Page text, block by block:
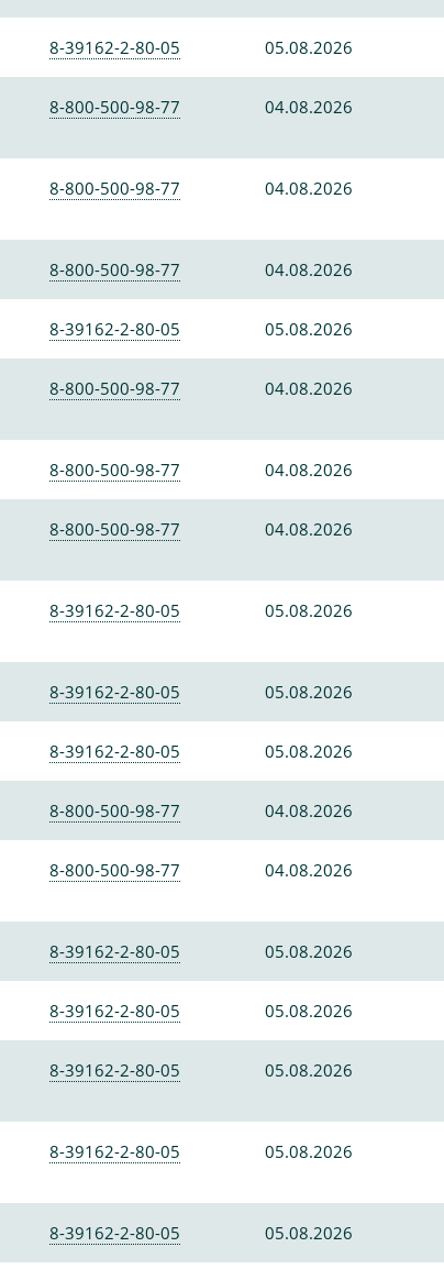
8-39162-2-80-05 05.08.2026
8-800-500-98-77 04.08.2026
8-800-500-98-77 04.08.2026
8-800-500-98-77 04.08.2026
8-39162-2-80-05 05.08.2026
8-800-500-98-77 04.08.2026
8-800-500-98-77 04.08.2026
8-800-500-98-77 04.08.2026
8-39162-2-80-05 05.08.2026
8-39162-2-80-05 05.08.2026
8-39162-2-80-05 05.08.2026
8-800-500-98-77 04.08.2026
8-800-500-98-77 04.08.2026
8-39162-2-80-05 05.08.2026
8-39162-2-80-05 05.08.2026
8-39162-2-80-05 05.08.2026
8-39162-2-80-05 05.08.2026
8-39162-2-80-05 05.08.2026